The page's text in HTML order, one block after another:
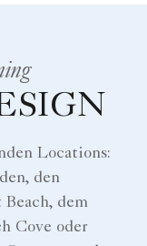
Locations:
den
Beach, dem
Cove oder